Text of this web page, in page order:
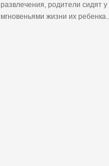
развлечения, родители сидят
мгновеньями жизни их